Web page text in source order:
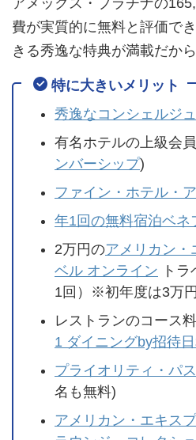
アメックス・プラチナの
費が実質的に無料と評価で
きる秀逸な特典が満載だから
特に大きいメリット
秀逸なコンシェルジ
有名ホテルの上級会
ンバーシップ)
ファイン・ホテル・
年1回の無料宿泊ベネ
2万円のアメリカン・
ベル オンライン ト
1回）※初年度は3万円
レストランのコース
1 ダイニングby招待
プライオリティ・パス
名も無料)
アメリカン・エキス